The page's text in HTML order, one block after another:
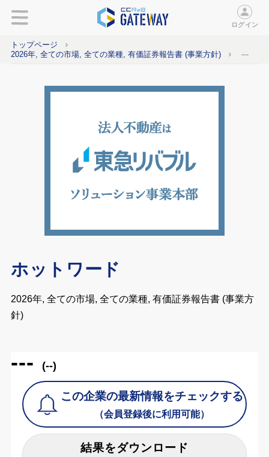
ログイン
トップページ
2026年, 全ての市場, 全ての業種, 有価証券報告書 (事業方針)
---
ホットワード
2026年, 全ての市場, 全ての業種, 有価証券報告書 (事業方
針)
--- (--)
この企業の最新情報をチェックする
（会員登録後に利用可能）
結果をダウンロード